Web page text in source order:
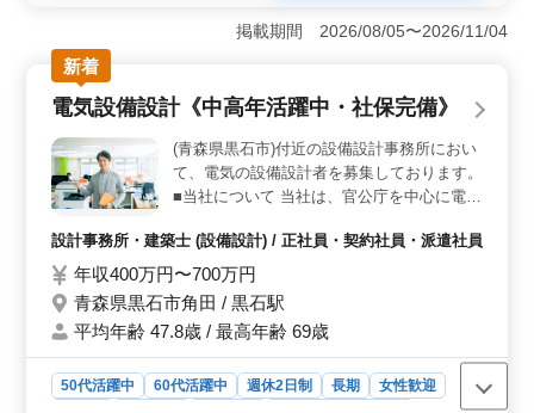
掲載期間 2026/08/05〜2026/11/04
新着
電気設備設計《中高年活躍中・社保完備》
(青森県黒石市)付近の設備設計事務所におい
て、電気の設備設計者を募集しております。
■当社について 当社は、官公庁を中心に電
事の会社です。 中央官庁から地方自治体ま
で、全国の案件を請け負っております。 請
け負っている案件は、庁舎、図書館、福祉施
設など多種多様です。 当社は、本社、支社
が全国に展開されており、これらの案件に対
応しています。 ■仕事内容 ・電気の設備設
計をご担当していただきます。 ・電気設備
設計事務所・建築士 (設備設計) / 正社員・契約社員・派遣社員
年収400万円〜700万円
青森県黒石市角田 / 黒石駅
平均年齢 47.8歳 / 最高年齢 69歳
50代活躍中 60代活躍中 週休2日制 長期
女性歓迎